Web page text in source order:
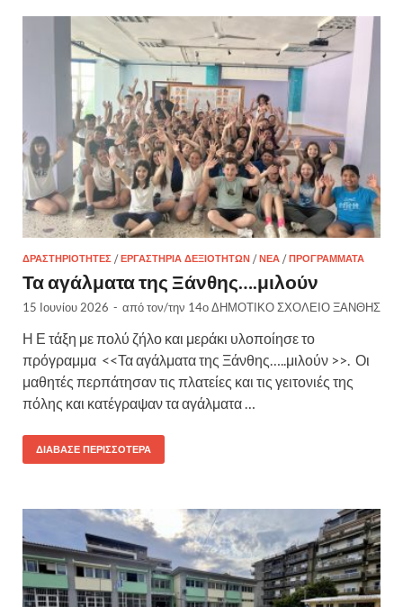
ΔΡΑΣΤΗΡΙΌΤΗΤΕΣ /ΕΡΓΑΣΤΉΡΙΑ ΔΕΞΙΟΤΉΤΩΝ /ΝΈΑ /ΠΡΟΓΡΆΜΜΑΤΑ
Τα αγάλματα της Ξάνθης….μιλούν
15 Ιουνίου 2026 - από τον/την 14ο ΔΗΜΟΤΙΚΟ ΣΧΟΛΕΙΟ ΞΑΝΘΗΣ
Η Ε τάξη με πολύ ζήλο και μεράκι υλοποίησε το
πρόγραμμα <<Τα αγάλματα της Ξάνθης…..μιλούν >>. Οι
μαθητές περπάτησαν τις πλατείες και τις γειτονιές της
πόλης και κατέγραψαν τα αγάλματα …
ΔΙΆΒΑΣΕ ΠΕΡΙΣΣΌΤΕΡΑ